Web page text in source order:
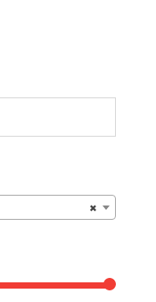
×